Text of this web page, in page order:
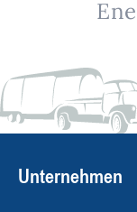
Unternehmen